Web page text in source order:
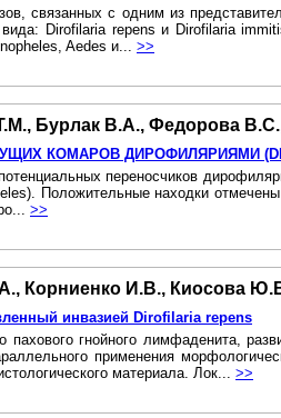
связанных с одним из
Dirofilaria repens и Dirofilaria
Aedes и... >>
Бурлак В.А., Федорова
КОМАРОВ ДИРОФИЛЯРИЯМИ
переносчиков
Положительные находки
>>
Корниенко И.В., Киосова
инвазией Dirofilaria repens
пахового гнойного лимфаденита,
применения
материала. Лок... >>